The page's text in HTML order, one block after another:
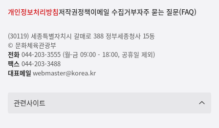
개인정보처리방침저작권정책이메일 수집거부자주 묻는 질문(FAQ)
(30119) 세종특별자치시 갈매로 388 정부세종청사 15동
© 문화체육관광부
전화044-203-3555 (월-금 09:00 - 18:00, 공휴일 제외)
팩스044-203-3488
대표메일 webmaster@korea.kr
관련사이트